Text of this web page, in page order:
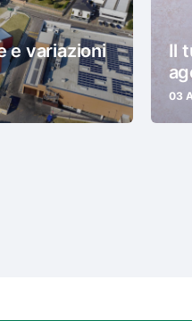
e variazioni
Il
03